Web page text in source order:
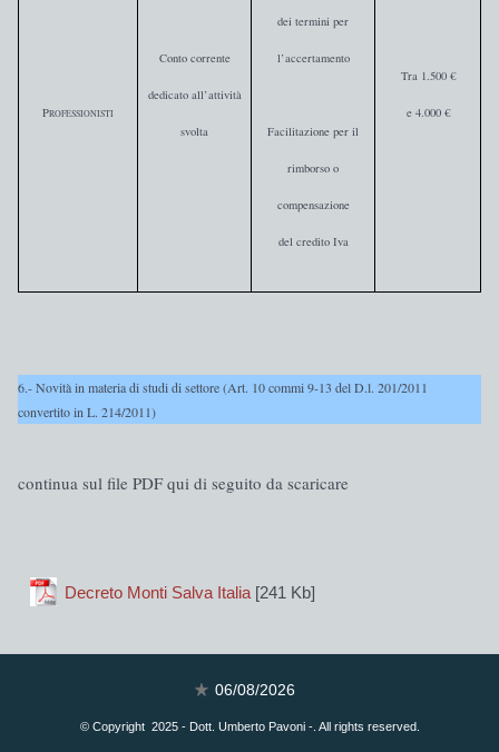
PROFESSIONISTI
Conto corrente
dedicato all’attività
svolta
dei termini per
l’accertamento
Facilitazione per il
rimborso o
compensazione
del credito Iva
Tra 1.500 €
e 4.000 €
6.- Novità in materia di studi di settore (Art. 10 commi 9-13 del D.l. 201/2011
convertito in L. 214/2011)
continua sul file PDF qui di seguito da scaricare
Decreto Monti Salva Italia [241 Kb]
06/08/2026
© Copyright 2025 - Dott. Umberto Pavoni -. All rights reserved.